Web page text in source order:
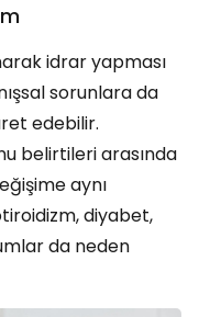
idrar yapması
sorunlara da
edebilir.
belirtileri arasında
aynı
diyabet,
da neden